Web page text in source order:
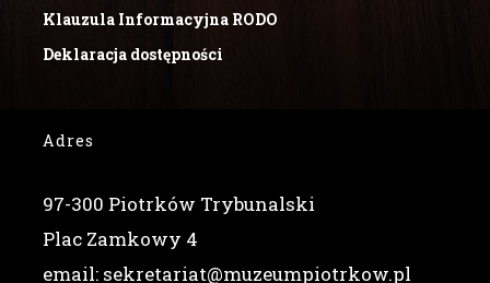
Klauzula Informacyjna RODO
Deklaracja dostępności
Adres
97-300 Piotrków Trybunalski
Plac Zamkowy 4
email: sekretariat@muzeumpiotrkow.pl